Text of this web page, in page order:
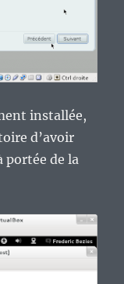
installée,
d’avoir
portée de la